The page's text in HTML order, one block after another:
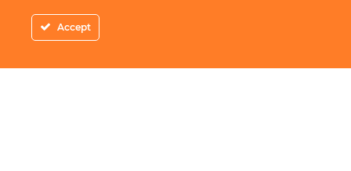
Accept